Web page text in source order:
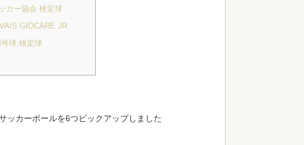
カー協会 検定球
GIOCARE JR
球 検定球
ッカーボールを6つピックアップしました